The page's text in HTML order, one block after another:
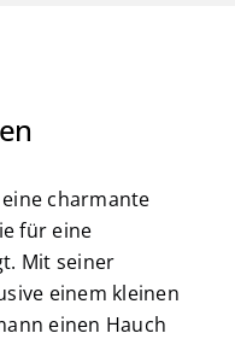
charmante
für eine
Mit seiner
einem kleinen
einen Hauch